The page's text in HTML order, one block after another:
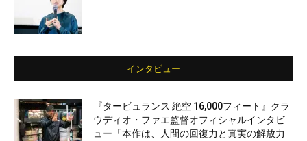
インタビュー
『タービュランス 絶空 16,000フィート』クラ
ウディオ・ファエ監督オフィシャルインタビ
ュー「本作は、人間の回復力と真実の解放力